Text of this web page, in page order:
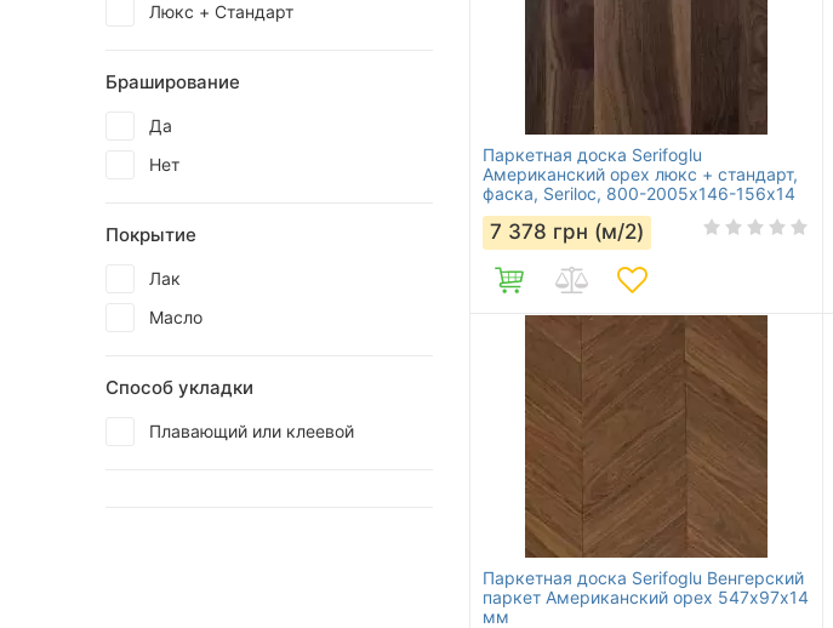
Люкс + Стандарт
Браширование
Да
Нет
Покрытие
Лак
Масло
Способ укладки
Плавающий или клеевой
Паркетная доска Serifoglu
Американский орех люкс + стандарт,
фаска, Seriloc, 800-2005х146-156х14
мм, 1-но полосная
7 378 грн (м/2)
Паркетная доска Serifoglu Венгерский
паркет Aмериканский орех 547х97х14
мм